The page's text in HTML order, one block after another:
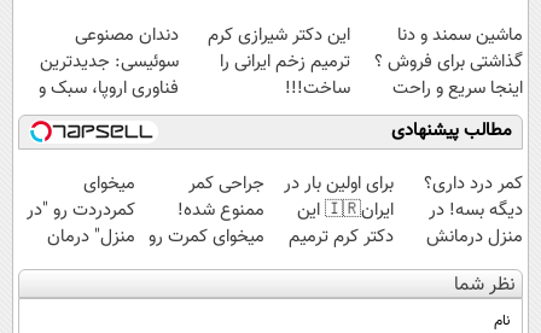
ماشین سمند و دنا
گذاشتی برای فروش ؟
اینجا سریع و راحت
بفروش
این دکتر شیرازی کرم
ترمیم زخم ایرانی را
ساخت!!!
دندان مصنوعی
سوئیسی: جدیدترین
فناوری اروپا، سبک و
مقاوم | پرداخت
قسطی
مطالب پیشنهادی
کمر درد داری؟
دیگه بسه! در
منزل درمانش
کن
(◀پرسش‌نامه)
برای اولین بار در
ایران🇮🇷 این
دکتر کرم ترمیم
کننده 23 روزه
ساخت!
جراحی کمر
ممنوع شده!
میخوای کمرت رو
در منزل درمان
کنی؟
میخوای
کمردردت رو "در
منزل" درمان
کنی؟ (◂فیلم +
◂پرسش‌نامه)
نظر شما
نام